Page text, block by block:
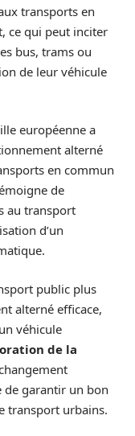
transports en
ce qui peut inciter
bus, trams ou
de leur véhicule
européenne a
alterné
en commun
de
au transport
d’un
public plus
alterné efficace,
véhicule
de la
de garantir un bon
transport urbains.